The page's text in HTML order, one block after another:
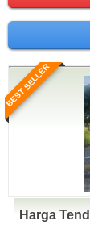
BEST SELLER
Harga